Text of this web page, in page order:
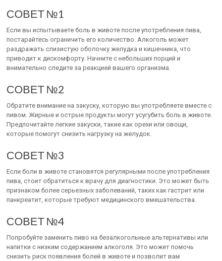
СОВЕТ №1
Если вы испытываете боль в животе после употребления пива,
постарайтесь ограничить его количество. Алкоголь может
раздражать слизистую оболочку желудка и кишечника, что
приводит к дискомфорту. Начните с небольших порций и
внимательно следите за реакцией вашего организма.
СОВЕТ №2
Обратите внимание на закуску, которую вы употребляете вместе с
пивом. Жирные и острые продукты могут усугубить боль в животе.
Предпочитайте легкие закуски, такие как орехи или овощи,
которые помогут снизить нагрузку на желудок.
СОВЕТ №3
Если боли в животе становятся регулярными после употребления
пива, стоит обратиться к врачу для диагностики. Это может быть
признаком более серьезных заболеваний, таких как гастрит или
панкреатит, которые требуют медицинского вмешательства.
СОВЕТ №4
Попробуйте заменить пиво на безалкогольные альтернативы или
напитки с низким содержанием алкоголя. Это может помочь
снизить риск появления болей в животе и позволит вам